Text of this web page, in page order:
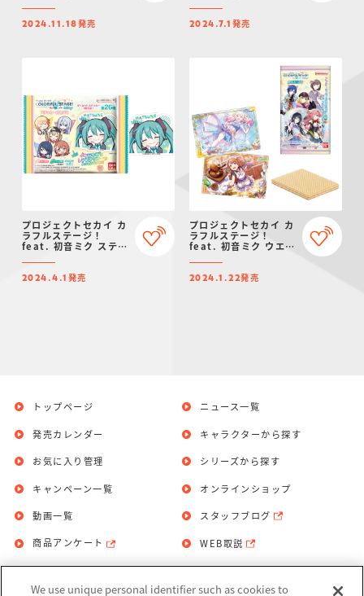
2024.11.18発売 2024.7.1 発売
プロジェクトセカイ カ
ラフルステージ！
feat. 初音ミク ステッ
2024.4.1 発売
プロジェクトセカイ カ
ラフルステージ！
feat. 初音ミク ウエハ
2024.1.22発売
トップページ
発売カレンダー
お気に入り管理
ニュース一覧
キャラクターから探す
シリーズから探す
キャンペーン一覧
動画一覧
商品アンケート
オンラインショップ
スタッフブログ
WEB取説
We use unique personal identifier such as cookies to